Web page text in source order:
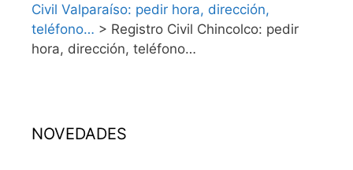
Civil Valparaíso: pedir hora, dirección,
teléfono… > Registro Civil Chincolco: pedir
hora, dirección, teléfono…
NOVEDADES